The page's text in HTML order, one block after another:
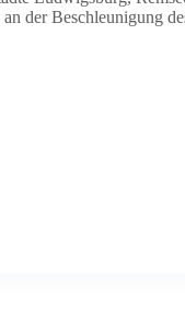
der Beschleunigung